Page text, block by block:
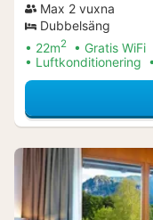
Max 2 vuxna
Dubbelsäng
22m2 Gratis WiFi
Luftkonditionering